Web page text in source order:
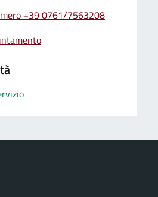
+39 0761/7563208